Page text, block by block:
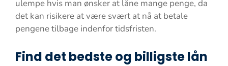
ulempe hvis man ønsker at låne mange penge, da
det kan risikere at være svært at nå at betale
pengene tilbage indenfor tidsfristen.
Find det bedste og billigste lån